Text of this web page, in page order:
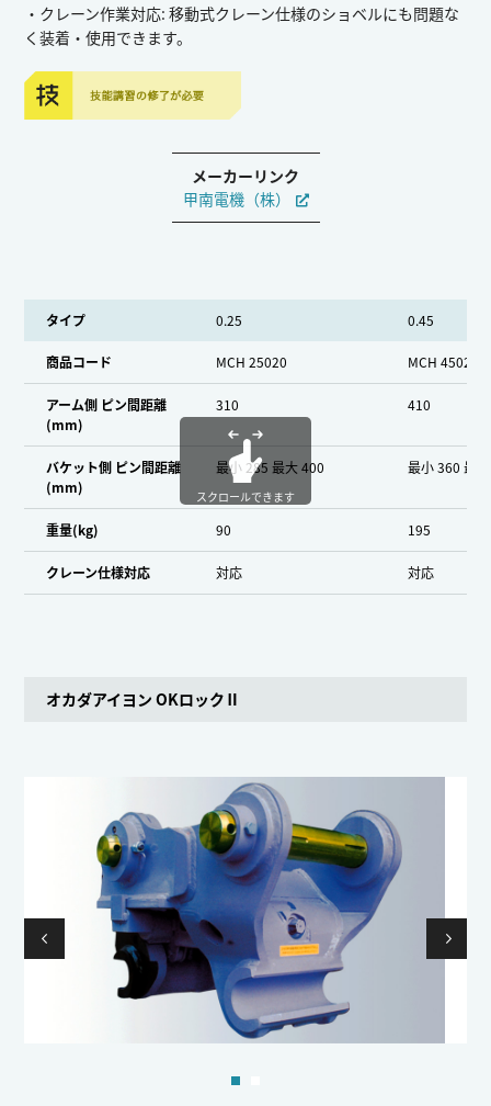
・クレーン作業対応: 移動式クレーン仕様のショベルにも問題な
く装着・使用できます。
メーカーリンク
甲南電機（株）
タイプ 0.25 0.45
商品コード MCH 25020 MCH 45020
アーム側 ピン間距離
(mm)
310 410
バケット側 ピン間距離
(mm)
最小 285 最大 400 最小 360 最
重量(kg) 90 195
クレーン仕様対応 対応 対応
スクロールできます
オカダアイヨン OKロックⅡ